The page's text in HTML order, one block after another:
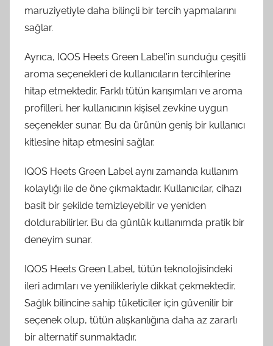
maruziyetiyle daha bilinçli bir tercih yapmalarını
sağlar.
Ayrıca, IQOS Heets Green Label'in sunduğu çeşitli
aroma seçenekleri de kullanıcıların tercihlerine
hitap etmektedir. Farklı tütün karışımları ve aroma
profilleri, her kullanıcının kişisel zevkine uygun
seçenekler sunar. Bu da ürünün geniş bir kullanıcı
kitlesine hitap etmesini sağlar.
IQOS Heets Green Label aynı zamanda kullanım
kolaylığı ile de öne çıkmaktadır. Kullanıcılar, cihazı
basit bir şekilde temizleyebilir ve yeniden
doldurabilirler. Bu da günlük kullanımda pratik bir
deneyim sunar.
IQOS Heets Green Label, tütün teknolojisindeki
ileri adımları ve yenilikleriyle dikkat çekmektedir.
Sağlık bilincine sahip tüketiciler için güvenilir bir
seçenek olup, tütün alışkanlığına daha az zararlı
bir alternatif sunmaktadır.